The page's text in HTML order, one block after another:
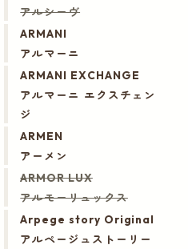
アルシーヴ
ARMANI
アルマーニ
ARMANI EXCHANGE
アルマーニ エクスチェン
ジ
ARMEN
アーメン
ARMOR LUX
アルモーリュックス
Arpege story Original
アルページュストーリー